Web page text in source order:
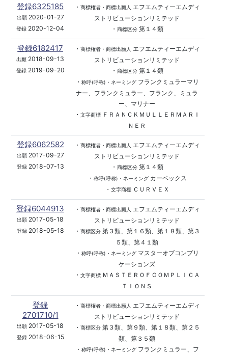
登録6325185
出願2020-01-27
登録 2020-12-04
・ 商標権者・商標出願人
エフエムティーエムディ
ストリビューションリミテッド
・ 商標区分第１４類
登録6182417
出願 2018-09-13
登録2019-09-20
・ 商標権者・商標出願人
エフエムティーエムディ
ストリビューションリミテッド
・ 商標区分第１４類
・ 称呼(呼称)・ネーミングフランクミュラーマリ
ナー、フランクミュラー、フランク、ミュラ
ー、マリナー
・ 文字商標ＦＲＡＮＣＫＭＵＬＬＥＲＭＡＲＩ
ＮＥＲ
登録6062582
出願2017-09-27
登録2018-07-13
・ 商標権者・商標出願人
エフエムティーエムディ
ストリビューションリミテッド
・ 商標区分第１４類
・ 称呼(呼称)・ネーミングカーベックス
・ 文字商標ＣＵＲＶＥＸ
登録6044913
出願 2017-05-18
登録2018-05-18
・ 商標権者・商標出願人
エフエムティーエムディ
ストリビューションリミテッド
・ 商標区分第３類、第１６類、第１８類、第３
５類、第４１類
・ 称呼(呼称)・ネーミングマスターオブコンプリ
ケーションズ
・ 文字商標ＭＡＳＴＥＲＯＦＣＯＭＰＬＩＣＡ
ＴＩＯＮＳ
登録
2701710/1
出願 2017-05-18
登録2018-06-15
・ 商標権者・商標出願人
エフエムティーエムディ
ストリビューションリミテッド
・ 商標区分第３類、第９類、第１８類、第２５
類、第３５類
・ 称呼(呼称)・ネーミングフランクミュラー、フ